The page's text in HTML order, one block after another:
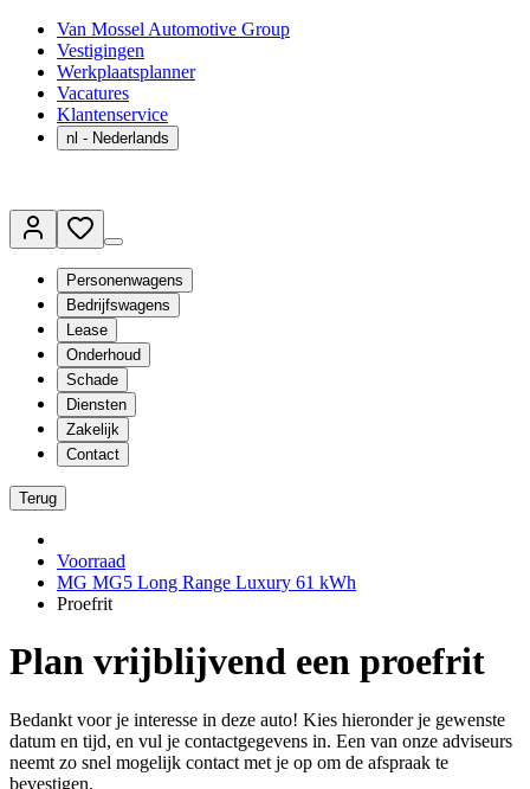
Van Mossel Automotive Group
Vestigingen
Werkplaatsplanner
Vacatures
Klantenservice
nl - Nederlands
Personenwagens
Bedrijfswagens
Lease
Onderhoud
Schade
Diensten
Zakelijk
Contact
Terug
Voorraad
MG MG5 Long Range Luxury 61 kWh
Proefrit
Plan vrijblijvend een proefrit
Bedankt voor je interesse in deze auto! Kies hieronder je gewenste
datum en tijd, en vul je contactgegevens in. Een van onze adviseurs
neemt zo snel mogelijk contact met je op om de afspraak te
bevestigen.